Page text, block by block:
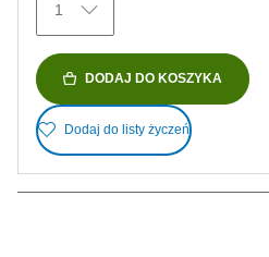
1
DODAJ DO KOSZYKA
Dodaj do listy życzeń